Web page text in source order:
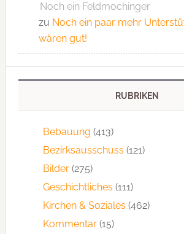
Noch ein Feldmochinger
zu Noch ein paar mehr
wären gut!
RUBRIKEN
Bebauung (413)
Bezirksausschuss (121)
Bilder(275)
Geschichtliches (111)
Kirchen & Soziales (462)
Kommentar(15)